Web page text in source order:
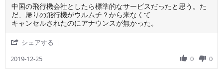
く
数
人
フ
ラ
イ
ト
on
2
Jan
Review
by
ご
用
者
様
on
review
stating
ま
ま
あ
で
す
中国の飛行機会社としたら標準的なサービスだったと思う。た
だ、帰りの飛行機がウルムチ？から来なくて
キャンセルされたのにアナウンスが無かった。
シェアする
by
2019-12-25 0 0